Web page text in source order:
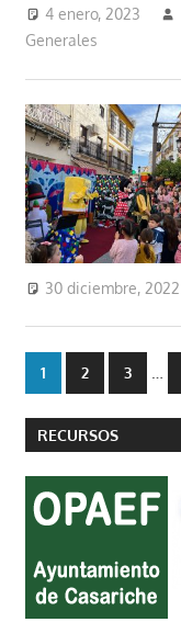
4 enero, 2023
Generales
30 diciembre, 2022
Paginación
de
entradas
1 2 3 …
RECURSOS